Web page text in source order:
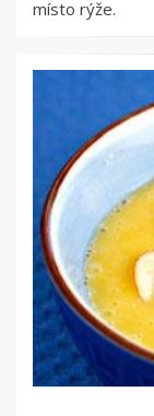
místo rýže.